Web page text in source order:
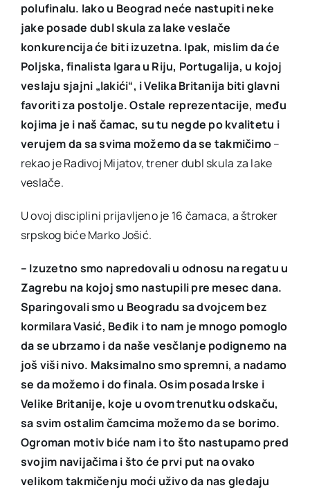
polufinalu. Iako u Beograd neće nastupiti neke
jake posade dubl skula za lake veslače
konkurencija će biti izuzetna. Ipak, mislim da će
Poljska, finalista Igara u Riju, Portugalija, u kojoj
veslaju sjajni „lakići“, i Velika Britanija biti glavni
favoriti za postolje. Ostale reprezentacije, među
kojima je i naš čamac, su tu negde po kvalitetu i
verujem da sa svima možemo da se takmičimo–
rekao je Radivoj Mijatov, trener dubl skula za lake
veslače.
U ovoj disciplini prijavljeno je 16 čamaca, a štroker
srpskog biće Marko Jošić.
– Izuzetno smo napredovali u odnosu na regatu u
Zagrebu na kojoj smo nastupili pre mesec dana.
Sparingovali smo u Beogradu sa dvojcem bez
kormilara Vasić, Beđik i to nam je mnogo pomoglo
da se ubrzamo i da naše vesčlanje podignemo na
još viši nivo. Maksimalno smo spremni, a nadamo
se da možemo i do finala. Osim posada Irske i
Velike Britanije, koje u ovom trenutku odskaču,
sa svim ostalim čamcima možemo da se borimo.
Ogroman motiv biće nam i to što nastupamo pred
svojim navijačima i što će prvi put na ovako
velikom takmičenju moći uživo da nas gledaju